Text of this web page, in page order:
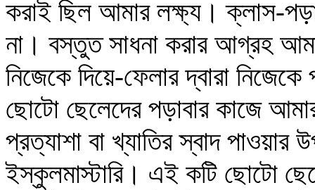
করাই ছিল আমার লক্ষ্য। ক্লাস-
না। বস্তুত সাধনা করার আগ্রহ
নিজেকে দিয়ে-ফেলার দ্বারা
ছোটো ছেলেদের পড়াবার কাজে
প্রত্যাশা বা খ্যাতির স্বাদ পাওয়ার
ইস্কুলমাস্টারি। এই কটি ছোটো